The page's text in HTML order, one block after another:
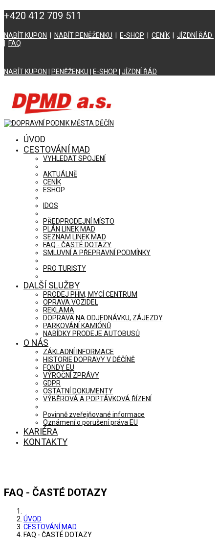
+420 412 709 511
NABÍT KUPON NABÍT PENĚŽENKU E-SHOP CENÍK
JÍZDNÍ ŘÁD
FAQ
NABÍT KUPON PENĚŽENKU E-SHOP JÍZDNÍ ŘÁD
ÚVOD
CESTOVÁNÍ MAD
VYHLEDAT SPOJENÍ
AKTUÁLNĚ
CENÍK
ESHOP
IDOS
PŘEDPRODEJNÍ MÍSTO
PLÁN LINEK MAD
SEZNAM LINEK MAD
FAQ - ČASTÉ DOTAZY
SMLUVNÍ A PŘEPRAVNÍ PODMÍNKY
PRO TURISTY
DALŠÍ SLUŽBY
PRODEJ PHM, MYCÍ CENTRUM
OPRAVA VOZIDEL
REKLAMA
DOPRAVA NA ODJEDNÁVKU, ZÁJEZDY
PARKOVÁNÍ KAMIÓNŮ
NABÍDKY PRODEJE AUTOBUSŮ
O NÁS
ZÁKLADNÍ INFORMACE
HISTORIE DOPRAVY V DĚČÍNĚ
FONDY EU
VÝROČNÍ ZPRÁVY
GDPR
OSTATNÍ DOKUMENTY
VÝBĚROVÁ A POPTÁVKOVÁ ŘÍZENÍ
Povinně zveřejňované informace
Oznámení o porušení práva EU
KARIÉRA
KONTAKTY
FAQ - ČASTÉ DOTAZY
ÚVOD
CESTOVÁNÍ MAD
FAQ - ČASTÉ DOTAZY